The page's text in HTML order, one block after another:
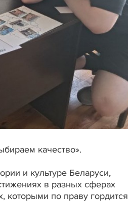
качество».
и культуре Беларуси,
в разных сферах
которыми по праву гордится